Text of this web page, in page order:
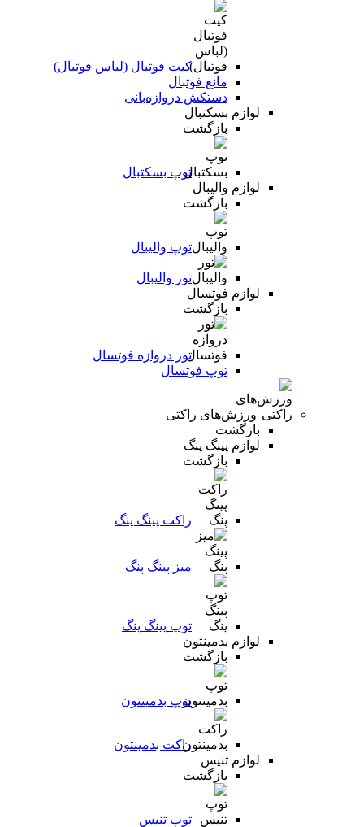
کیت فوتبال (لباس فوتبال)
مانع فوتبال
دستکش دروازه‌بانی
لوازم بسکتبال
بازگشت
توپ بسکتبال
لوازم والیبال
بازگشت
توپ والیبال
تور والیبال
لوازم فوتسال
بازگشت
تور دروازه فوتسال
توپ فوتسال
ورزش‌های راکتی
بازگشت
لوازم پینگ پنگ
بازگشت
راکت پینگ پنگ
میز پینگ پنگ
توپ پینگ پنگ
لوازم بدمینتون
بازگشت
توپ بدمینتون
راکت بدمینتون
لوازم تنیس
بازگشت
توپ تنیس